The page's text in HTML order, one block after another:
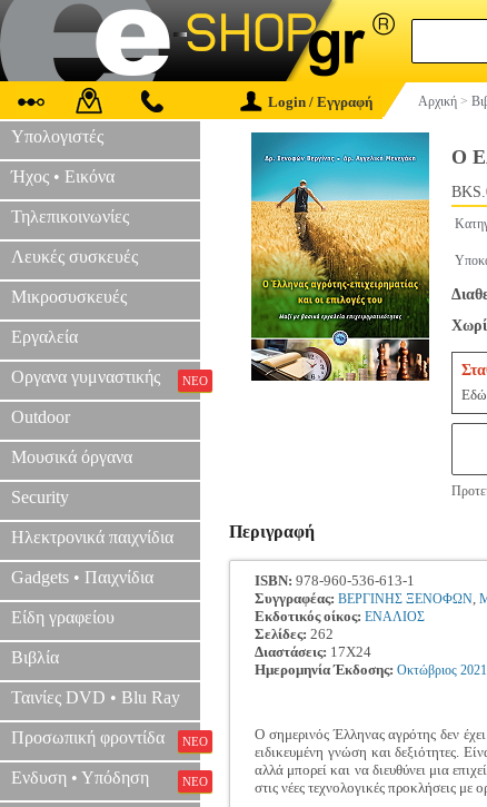
Login / Εγγραφή Αρχική >
Υπολογιστές
Ήχος • Εικόνα
Τηλεπικοινωνίες
Λευκές συσκευές
Μικροσυσκευές
Εργαλεία
Οργανα γυμναστικής ΝΕΟ
Outdoor
Μουσικά όργανα
Security
Ηλεκτρονικά παιχνίδια
Gadgets • Παιχνίδια
Είδη γραφείου
Βιβλία
Ταινίες DVD • Blu Ray
Προσωπική φροντίδα ΝΕΟ
Ενδυση • Υπόδηση ΝΕΟ
Ο
Εδώ
Περιγραφή
ISBN: 978-960-536-613-1
Συγγραφέας: ΒΕΡΓΙΝΗΣ ΞΕΝΟΦΩΝ,
Εκδοτικός οίκος: ΕΝΑΛΙΟΣ
Σελίδες: 262
Διαστάσεις: 17Χ24
Ημερομηνία Έκδοσης: Οκτώβριος 2021
Ο σημερινός Έλληνας αγρότης δεν
ειδικευμένη γνώση και δεξιότητες.
αλλά μπορεί και να διευθύνει μια
στις νέες τεχνολογικές προκλήσεις με